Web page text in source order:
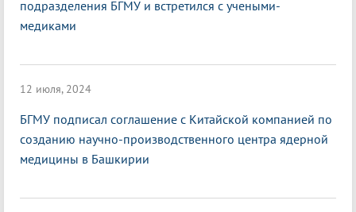
подразделения БГМУ и встретился с учеными-
медиками
12 июля, 2024
БГМУ подписал соглашение с Китайской компанией по
созданию научно-производственного центра ядерной
медицины в Башкирии